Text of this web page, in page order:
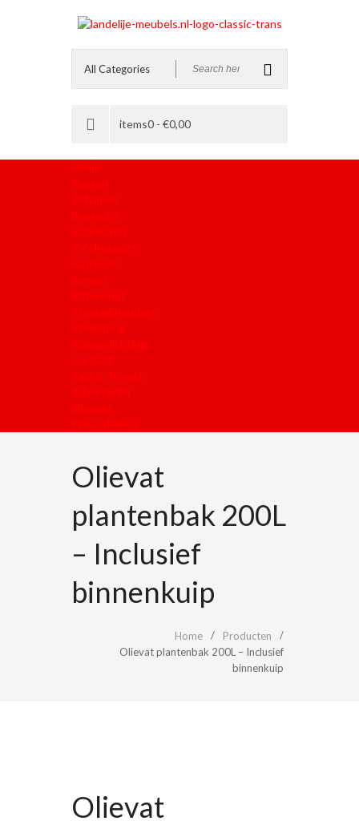
items0 - €0,00
Home
Kasten
Eettafels
Dressoirs
Salontafels
TV-dressoirs
Fauteuils
Servies
Botervloot
Theezakhouders
Verlichting
Tuinverlichting
Contact
Tips & Trends
Adverteren
Sitemap
Privacybeleid
Olievat
plantenbak 200L
– Inclusief
binnenkuip
Home
Producten
Olievat plantenbak 200L – Inclusief
binnenkuip
Olievat